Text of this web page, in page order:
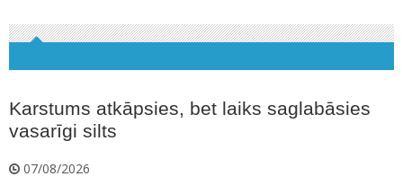
Karstums atkāpsies, bet laiks saglabāsies
vasarīgi silts
07/08/2026